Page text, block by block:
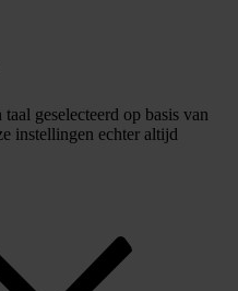
geselecteerd op basis van
instellingen echter altijd